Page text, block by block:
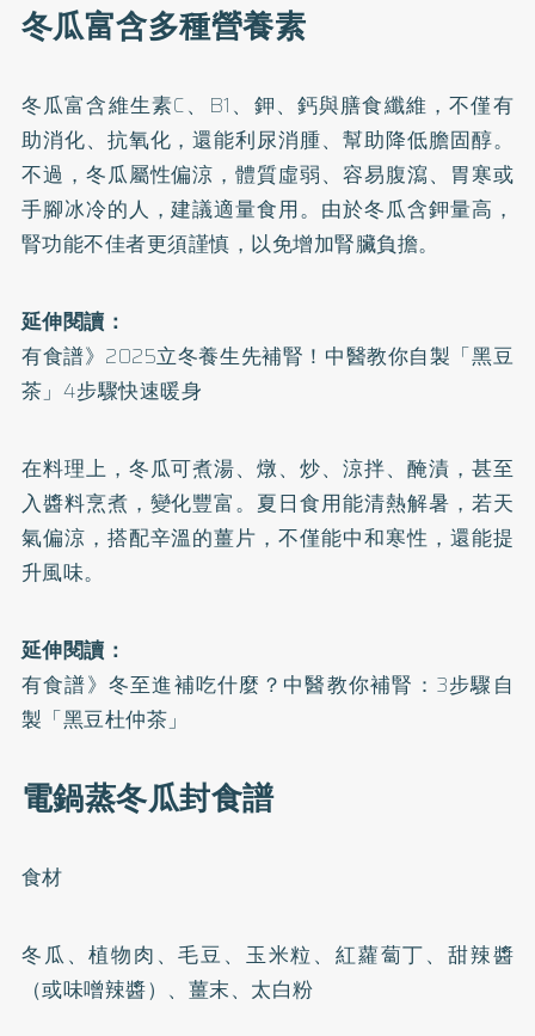
冬瓜富含多種營養素
冬瓜富含維生素C、B1、鉀、鈣與膳食纖維，不僅有
助消化、抗氧化，還能利尿消腫、幫助降低膽固醇。
不過，冬瓜屬性偏涼，體質虛弱、容易腹瀉、胃寒或
手腳冰冷的人，建議適量食用。由於冬瓜含鉀量高，
腎功能不佳者更須謹慎，以免增加腎臟負擔。
延伸閱讀：
有食譜》2025立冬養生先補腎！中醫教你自製「黑豆
茶」4步驟快速暖身
在料理上，冬瓜可煮湯、燉、炒、涼拌、醃漬，甚至
入醬料烹煮，變化豐富。夏日食用能清熱解暑，若天
氣偏涼，搭配辛溫的薑片，不僅能中和寒性，還能提
升風味。
延伸閱讀：
有食譜》冬至進補吃什麼？中醫教你補腎：3步驟自
製「黑豆杜仲茶」
電鍋蒸冬瓜封食譜
食材
冬瓜、植物肉、毛豆、玉米粒、紅蘿蔔丁、甜辣醬
（或味噌辣醬）、薑末、太白粉